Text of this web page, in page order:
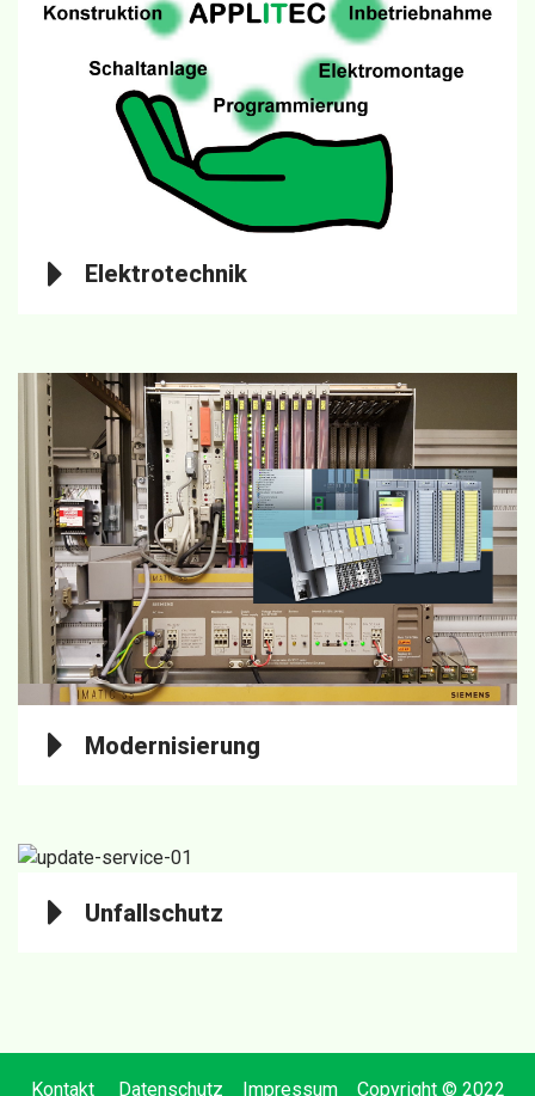
Elektrotechnik
Modernisierung
Unfallschutz
Kontakt Datenschutz ImpressumCopyright © 2022